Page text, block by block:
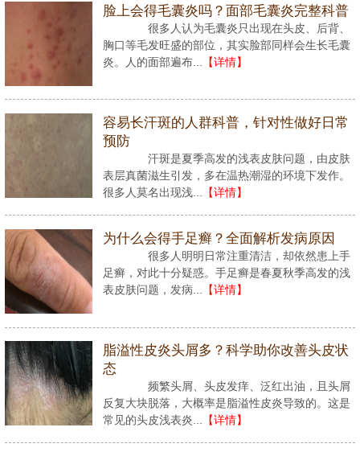
脸上会得毛囊炎吗？面部毛囊炎完整科普
很多人认为毛囊炎只出现在头皮、后背、
胸口等毛发旺盛的部位，其实脸部同样会生长毛囊
炎。人的面部遍布...
【详情】
容易长汗斑的人群科普，针对性做好日常
预防
汗斑是夏季高发的浅表皮肤问题，由皮肤
表层真菌滋生引发，多在温热潮湿的环境下发作。
很多人莫名出现浅...
【详情】
为什么会得手足癣？全面解析发病原因
很多人明明日常注重清洁，却依然患上手
足癣，对此十分疑惑。手足癣是春夏秋季高发的浅
表皮肤问题，发病...
【详情】
脂溢性皮炎头屑多？科学助你改善头皮状
态
频繁头屑、头皮发痒、泛红出油，且头屑
反复大块脱落，大概率是脂溢性皮炎导致的。这是
常见的头皮浅表炎... 【详情】